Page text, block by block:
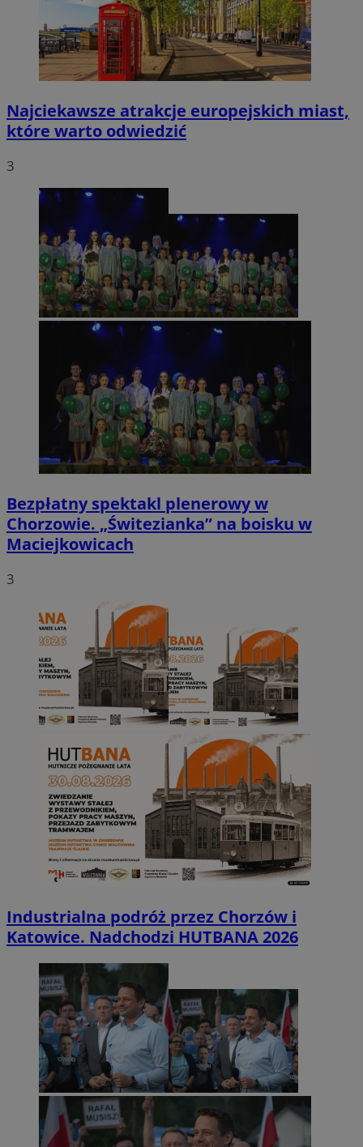
Najciekawsze atrakcje europejskich miast,
które warto odwiedzić
3
Bezpłatny spektakl plenerowy w
Chorzowie. „Świtezianka” na boisku w
Maciejkowicach
3
Industrialna podróż przez Chorzów i
Katowice. Nadchodzi HUTBANA 2026